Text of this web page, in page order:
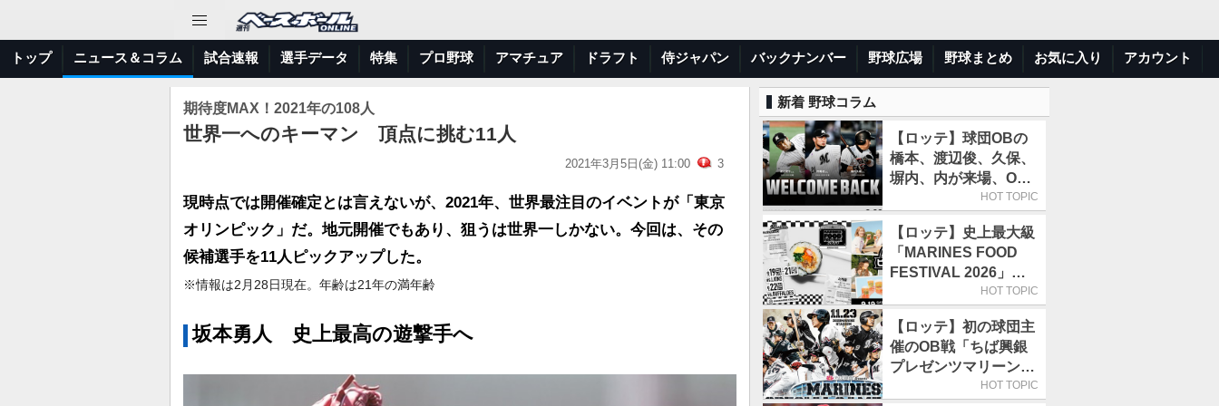
トップ ニュース＆コラム 試合速報 選手データ 特集 プロ野球 アマチュア ドラフト 侍ジャパン バックナンバー 野球広場 野球まとめ お気に入り アカウント
期待度MAX！2021年の108人
世界一へのキーマン 頂点に挑む11人
2021年3月5日(金) 11:00 3
現時点では開催確定とは言えないが、2021年、世界最注目のイベントが「東京
オリンピック」だ。地元開催でもあり、狙うは世界一しかない。今回は、その
候補選手を11人ピックアップした。
※情報は2月28日現在。年齢は21年の満年齢
坂本勇人 史上最高の遊撃手へ
新着 野球コラム
【ロッテ】球団OBの
橋本、渡辺俊、久保、
塀内、内が来場、OB
解説も／9月22日開催
HOT TOPIC
【ロッテ】史上最大級
「MARINES FOOD
FESTIVAL 2026」第4
弾「KOREAN
日／初日はビール半額
デー
HOT TOPIC
【ロッテ】初の球団主
催のOB戦「ちば興銀
プレゼンツマリーンズ
スペシャルゲームHOT TOPIC